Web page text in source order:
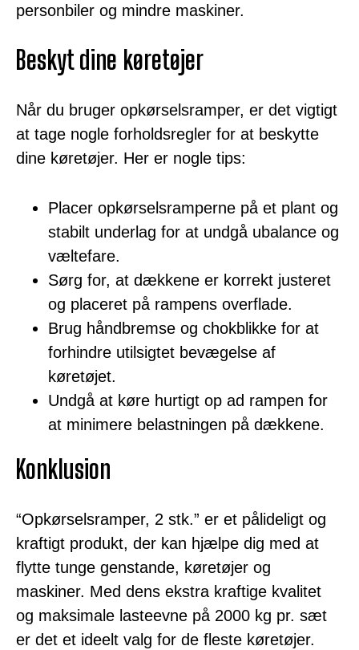
personbiler og mindre maskiner.
Beskyt dine køretøjer
Når du bruger opkørselsramper, er det vigtigt
at tage nogle forholdsregler for at beskytte
dine køretøjer. Her er nogle tips:
Placer opkørselsramperne på et plant og
stabilt underlag for at undgå ubalance og
væltefare.
Sørg for, at dækkene er korrekt justeret
og placeret på rampens overflade.
Brug håndbremse og chokblikke for at
forhindre utilsigtet bevægelse af
køretøjet.
Undgå at køre hurtigt op ad rampen for
at minimere belastningen på dækkene.
Konklusion
“Opkørselsramper, 2 stk.” er et pålideligt og
kraftigt produkt, der kan hjælpe dig med at
flytte tunge genstande, køretøjer og
maskiner. Med dens ekstra kraftige kvalitet
og maksimale lasteevne på 2000 kg pr. sæt
er det et ideelt valg for de fleste køretøjer.